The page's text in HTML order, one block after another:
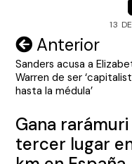
13
Navegación
de
entradas
Anterior
Sanders acusa a
Warren de ser
hasta la médula’
Gana
tercer lugar